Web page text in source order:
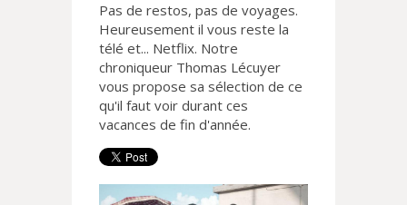
Pas de restos, pas de voyages.
Heureusement il vous reste la
télé et... Netflix. Notre
chroniqueur Thomas Lécuyer
vous propose sa sélection de ce
qu'il faut voir durant ces
vacances de fin d'année.